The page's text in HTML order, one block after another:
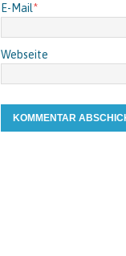
E-Mail*
Webseite